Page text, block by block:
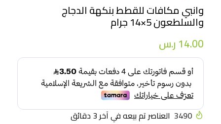
وانبي مكافات للقطط بنكهة الدجاج
والسلطعون 5×14 جرام
14.00 ر.س
3490 العناصر تم بيعه في آخر 3 دقائق